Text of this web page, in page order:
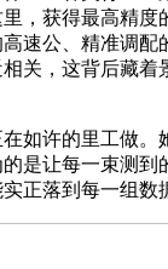
，获得最高精度
速公、精准调配
关，这背后藏着
许的里工做。
是让每一束测到
正落到每一组数